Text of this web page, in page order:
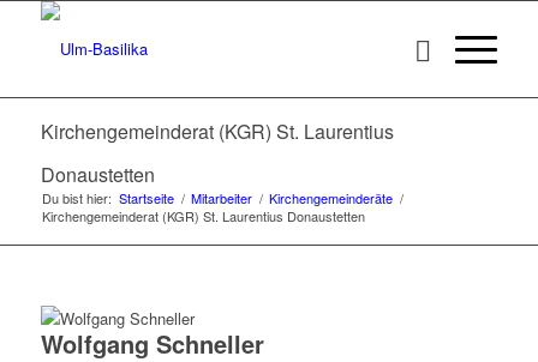
Kirchengemeinderat (KGR) St. Laurentius
Donaustetten
Du bist hier: Startseite / Mitarbeiter / Kirchengemeinderäte /
Kirchengemeinderat (KGR) St. Laurentius Donaustetten
Wolfgang Schneller